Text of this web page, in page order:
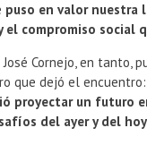
puso en valor nuestra
el compromiso social
Cornejo, en tanto,
que dejó el encuentro:
proyectar un futuro
del ayer y del hoy